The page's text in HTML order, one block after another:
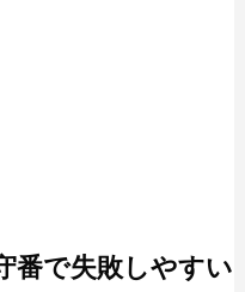
番で失敗しやすい